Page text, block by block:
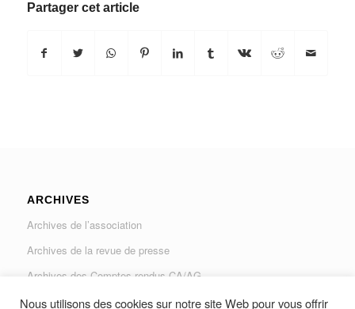
Partager cet article
ARCHIVES
Archives de l’association
Archives de la revue de presse
Archives des Comptes rendus CA/AG
Archives du Journal « Traverse »
Nous utilisons des cookies sur notre site Web pour vous offrir